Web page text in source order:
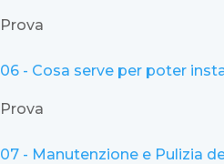
Prova
06 - Cosa serve per poter
Prova
07 - Manutenzione e Pulizia